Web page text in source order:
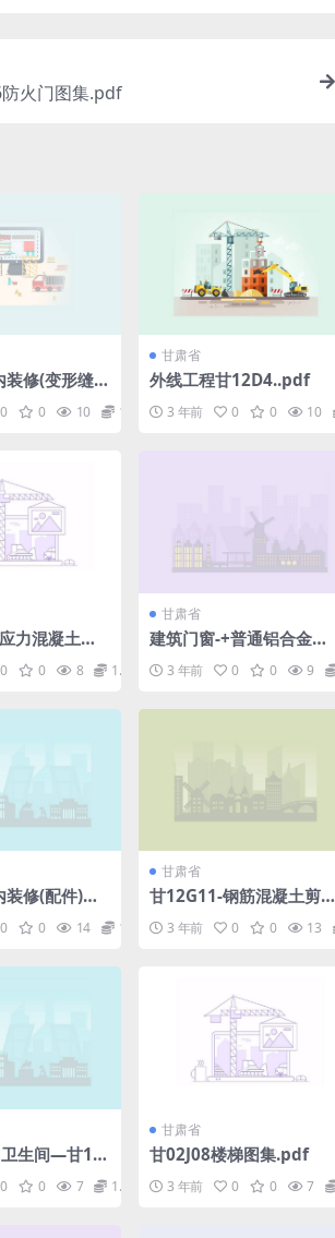
防火门图集.pdf
修(变形缝窗
件)—甘12J1-4.
0 0 10 1.98
甘肃省
外线工程甘12D4..pdf
3 年前 0 0 10
力混凝土空
0 0 8 1.98
甘肃省
建筑门窗-+普通铝合金门
3 年前 0 0 9
装修(配件)—
0 0 14 1.98
甘肃省
甘12G11-钢筋混凝土剪力
墙边缘构件.pdf
3 年前 0 0 13
生间—甘12J
0 0 7 1.98
甘肃省
甘02J08楼梯图集.pdf
3 年前 0 0 7